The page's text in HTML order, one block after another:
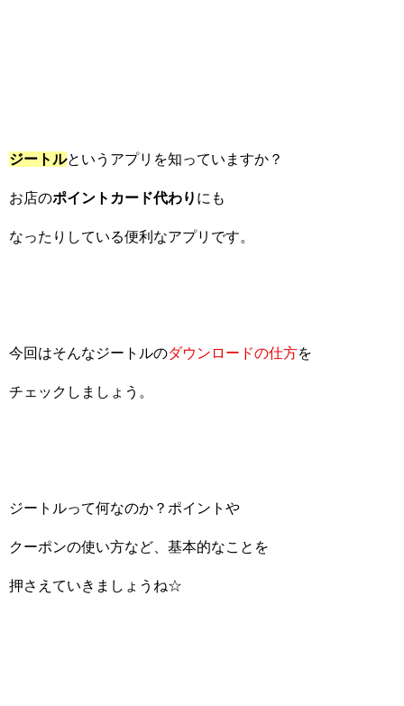
ジートルというアプリを知っていますか？
お店のポイントカード代わり にも
なったりしている便利なアプリです。
今回はそんなジートルのダウンロードの仕方を
チェックしましょう。
ジートルって何なのか？ポイントや
クーポンの使い方など、基本的なことを
押さえていきましょうね☆